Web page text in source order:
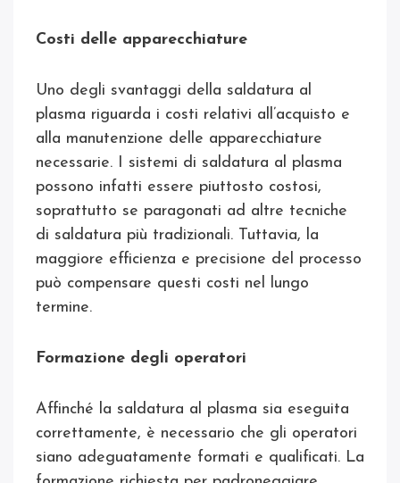
Costi delle apparecchiature
Uno degli svantaggi della saldatura al
plasma riguarda i costi relativi all’acquisto e
alla manutenzione delle apparecchiature
necessarie. I sistemi di saldatura al plasma
possono infatti essere piuttosto costosi,
soprattutto se paragonati ad altre tecniche
di saldatura più tradizionali. Tuttavia, la
maggiore efficienza e precisione del processo
può compensare questi costi nel lungo
termine.
Formazione degli operatori
Affinché la saldatura al plasma sia eseguita
correttamente, è necessario che gli operatori
siano adeguatamente formati e qualificati. La